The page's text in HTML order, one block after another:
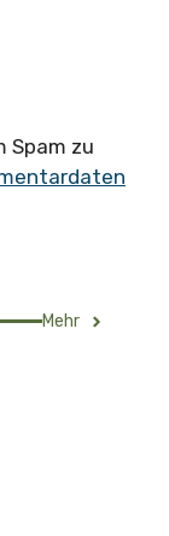
Spam zu
Mehr